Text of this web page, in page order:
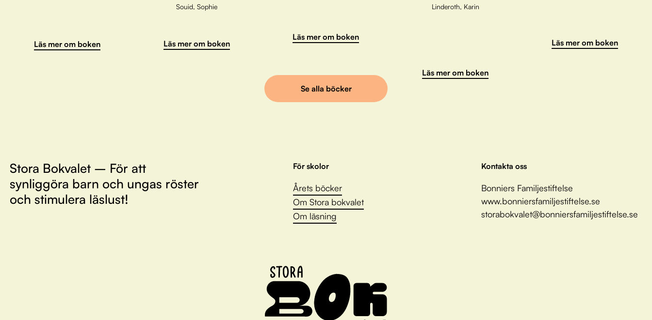
Läs mer om boken
Souid, Sophie
Läs mer om boken
Läs mer om boken
Linderoth, Karin
Läs mer om boken
Läs mer om boken
Se alla böcker
Stora Bokvalet – För att
synliggöra barn och ungas röster
och stimulera läslust!
För skolor
Årets böcker
Om Stora bokvalet
Om läsning
Kontakta oss
Bonniers Familjestiftelse
www.bonniersfamiljestiftelse.se
storabokvalet@bonniersfamiljestiftelse.se